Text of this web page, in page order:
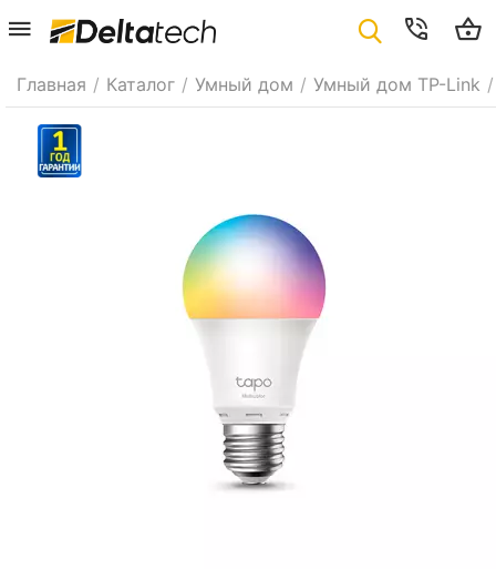
Главная / Каталог / Умный дом / Умный дом TP-Link /